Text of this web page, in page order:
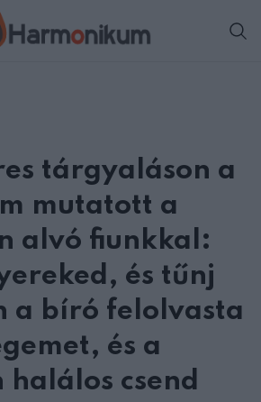
tárgyaláson a
mutatott a
alvó fiunkkal:
és tűnj
a bíró felolvasta
és a
halálos csend